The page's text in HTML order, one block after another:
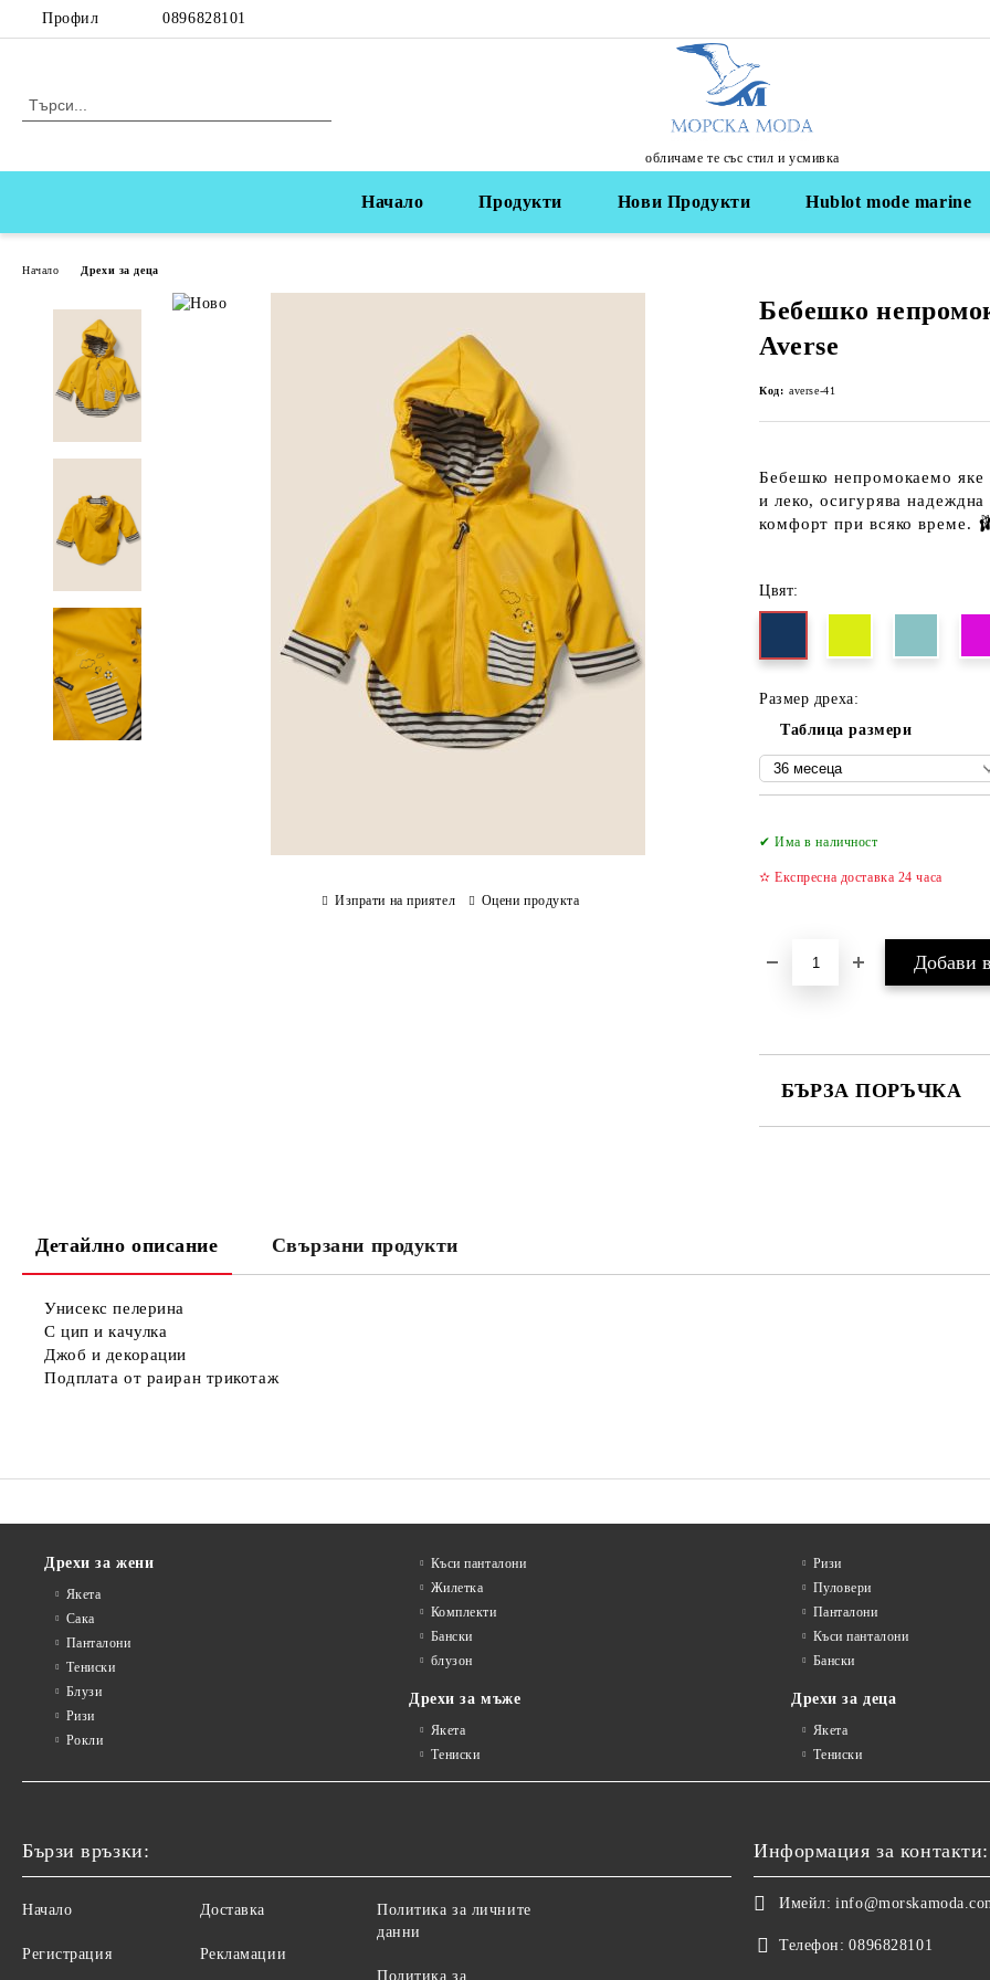
Профил 0896828101
обличаме те със стил и усмивка
Начало Продукти Нови Продукти Hublot mode marine
Начало Дрехи за деца
Бебешко
Averse
Код: averse-41
Бебешконепромокаемо яке
и леко, осигурява
комфорт при всяко време.
Цвят:
Размер дреха:
Таблица размери
✔ Има в наличност
✫ Експресна доставка 24 часа
БЪРЗА ПОРЪЧКА
Изпрати на приятел Оцени продукта
Детайлно описание Свързани продукти
Унисекс пелерина
С цип и качулка
Джоб и декорации
Подплата от раиран трикотаж
Дрехи за жени
Якета
Сакa
Панталони
Тениски
Блузи
Ризи
Рокли
Къси панталони
Жилетка
Комплекти
Бански
блузон
Дрехи за мъже
Якета
Тениски
Ризи
Пуловери
Панталони
Къси панталони
Бански
Дрехи за деца
Якета
Тениски
Бързи връзки:
Начало
Регистрация
Доставка
Рекламации
Политика за личните
данни
Политика за
Информация за контакти:
Имейл:
Телефон: 0896828101